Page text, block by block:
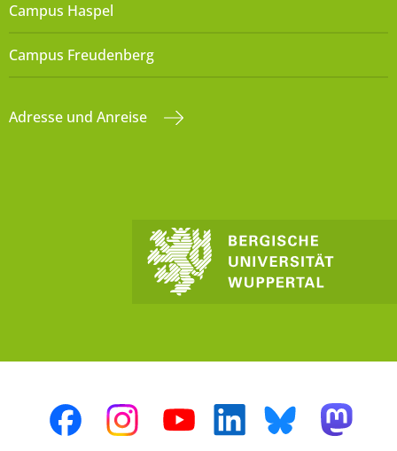
Campus Haspel
Campus Freudenberg
Adresse und Anreise